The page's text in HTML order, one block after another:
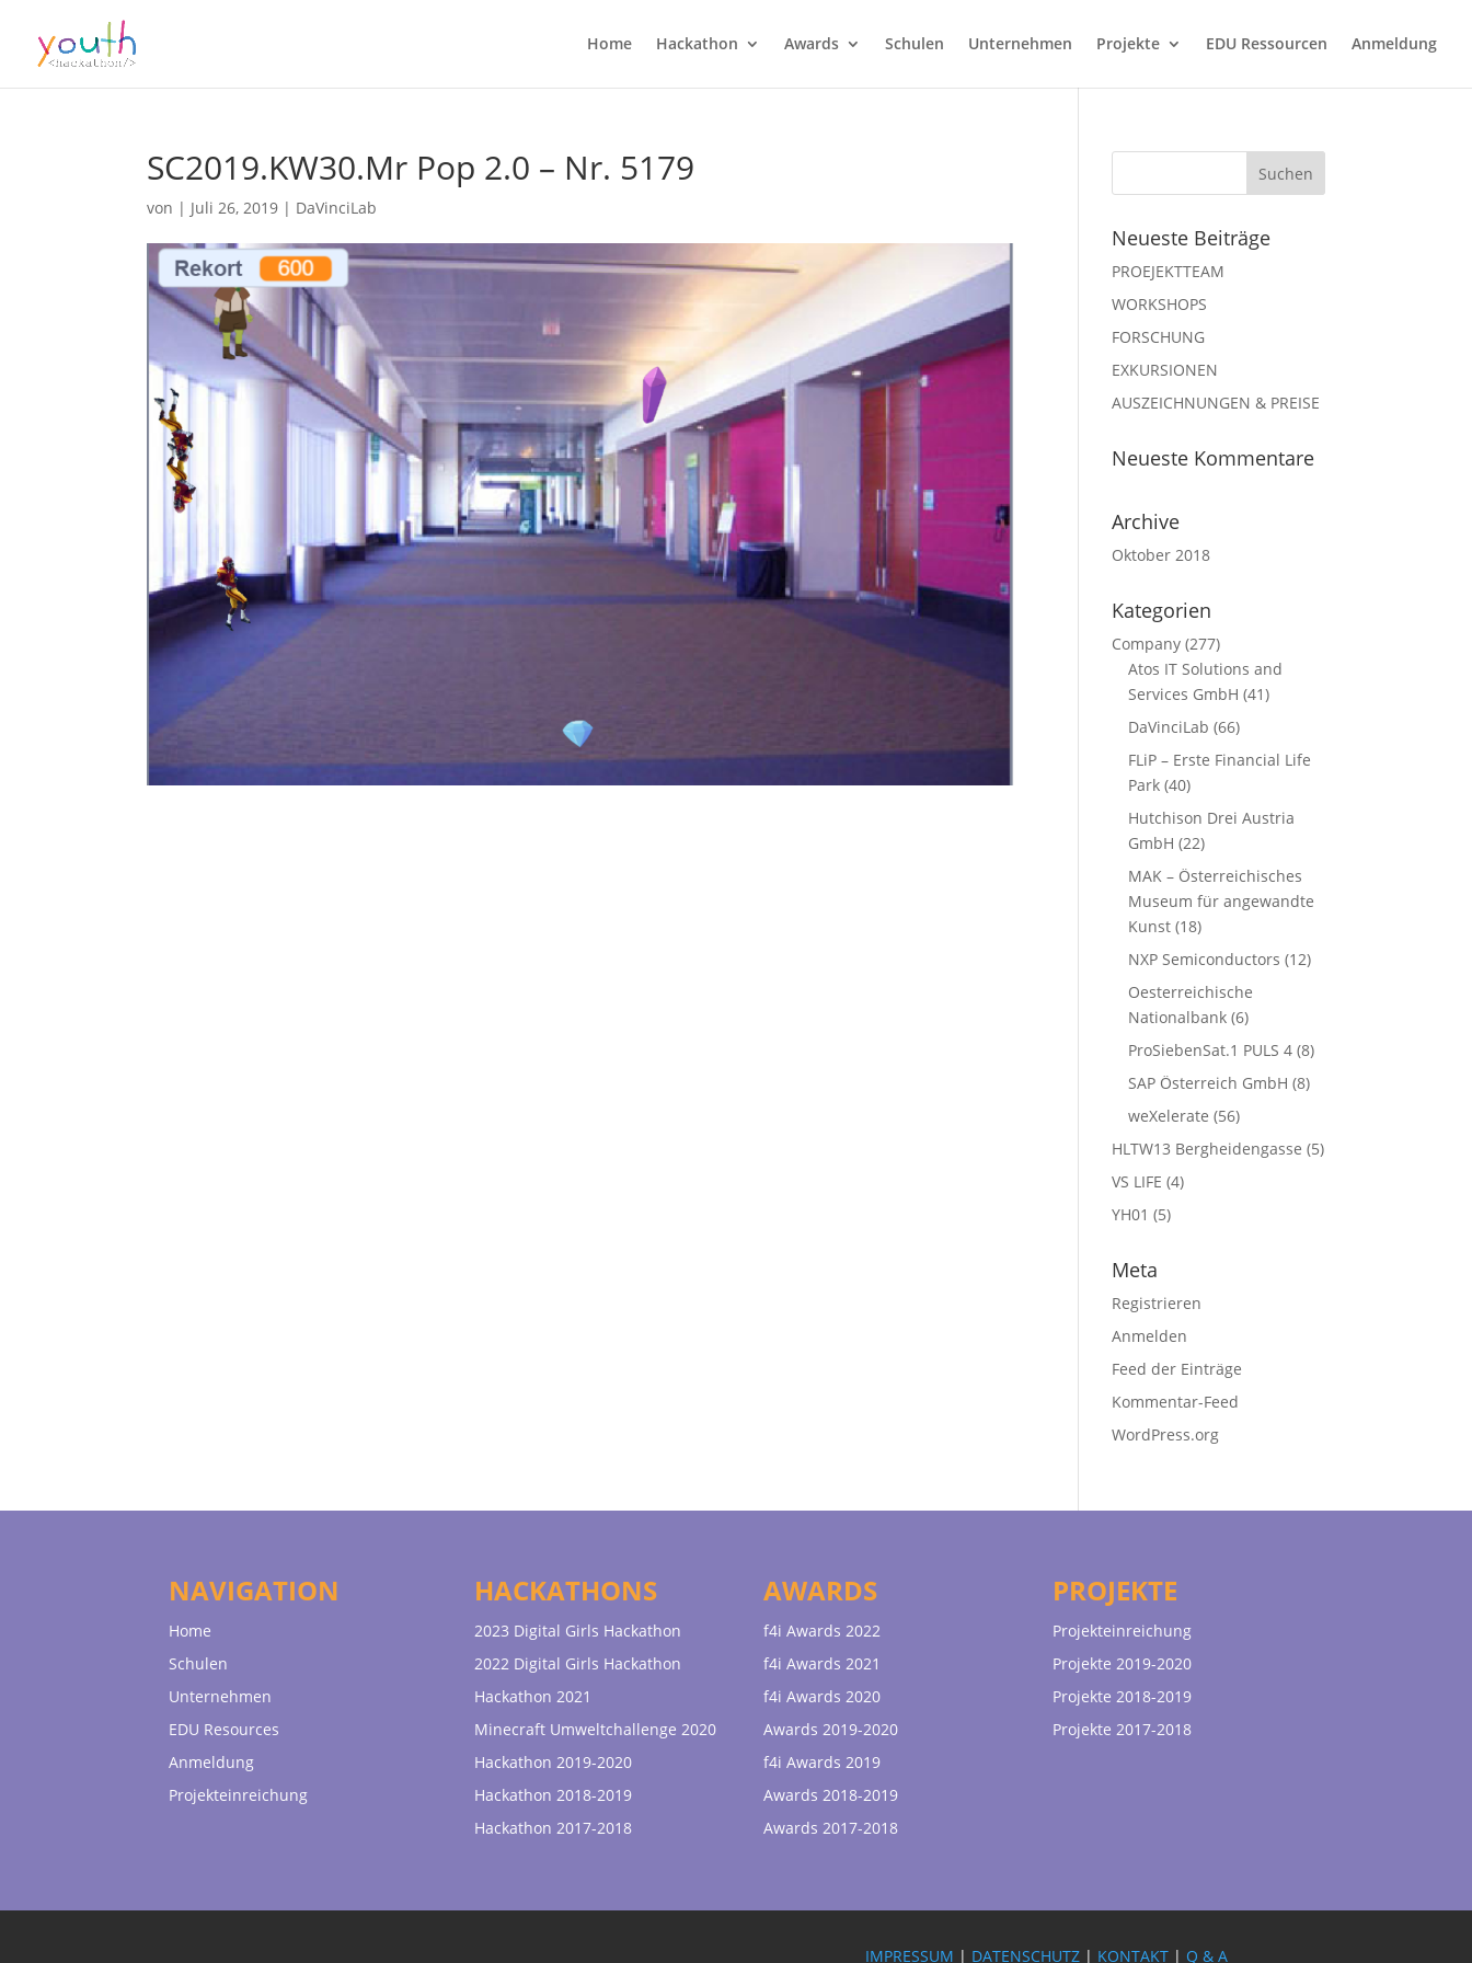
Home Hackathon Awards Schulen Unternehmen Projekte EDU Ressourcen Anmeldung
SC2019.KW30.Mr Pop 2.0 – Nr. 5179
von | Juli 26, 2019 | DaVinciLab
Neueste Beiträge
PROEJEKTTEAM
WORKSHOPS
FORSCHUNG
EXKURSIONEN
AUSZEICHNUNGEN & PREISE
Neueste Kommentare
Archive
Oktober 2018
Kategorien
Company (277)
Atos IT Solutions and
Services GmbH (41)
DaVinciLab (66)
FLiP – Erste Financial Life
Park (40)
Hutchison Drei Austria
GmbH (22)
MAK – Österreichisches
Museum für angewandte
Kunst (18)
NXP Semiconductors (12)
Oesterreichische
Nationalbank (6)
ProSiebenSat.1 PULS 4 (8)
SAP Österreich GmbH (8)
weXelerate (56)
HLTW13 Bergheidengasse (5)
VS LIFE (4)
YH01 (5)
Meta
Registrieren
Anmelden
Feed der Einträge
Kommentar-Feed
WordPress.org
NAVIGATION
Home
Schulen
Unternehmen
EDU Resources
Anmeldung
Projekteinreichung
HACKATHONS
2023 Digital Girls Hackathon
2022 Digital Girls Hackathon
Hackathon 2021
Minecraft Umweltchallenge 2020
Hackathon 2019-2020
Hackathon 2018-2019
Hackathon 2017-2018
AWARDS
f4i Awards 2022
f4i Awards 2021
f4i Awards 2020
Awards 2019-2020
f4i Awards 2019
Awards 2018-2019
Awards 2017-2018
PROJEKTE
Projekteinreichung
Projekte 2019-2020
Projekte 2018-2019
Projekte 2017-2018
IMPRESSUM | DATENSCHUTZ | KONTAKT | Q & A